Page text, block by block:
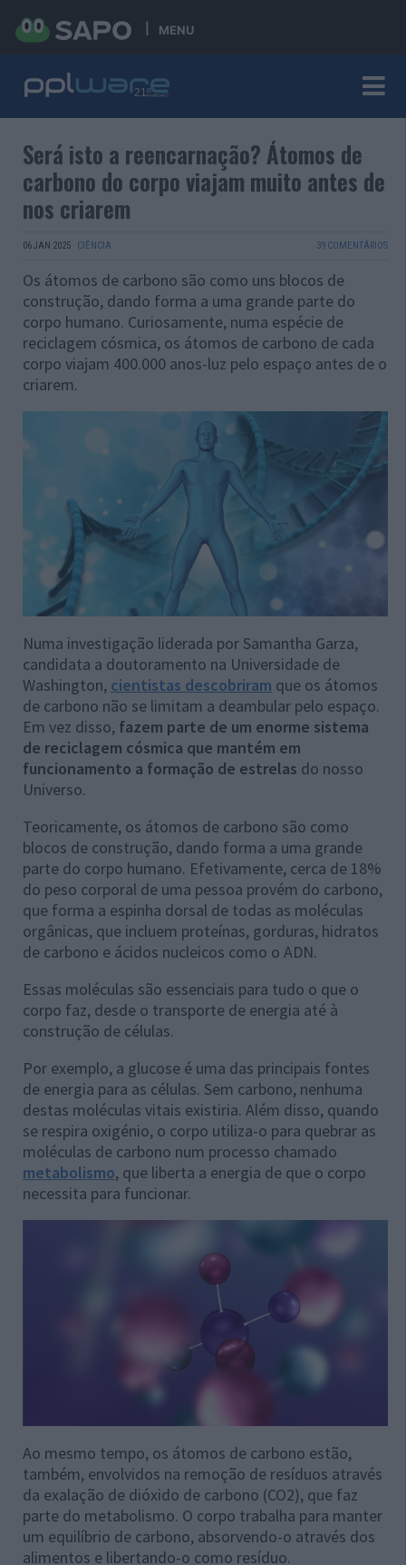
MENU
Será isto a reencarnação? Átomos de
carbono do corpo viajam muito antes de
nos criarem
06 JAN 2025 · CIÊNCIA 39 COMENTÁRIOS
Os átomos de carbono são como uns blocos de
construção, dando forma a uma grande parte do
corpo humano. Curiosamente, numa espécie de
reciclagem cósmica, os átomos de carbono de cada
corpo viajam 400.000 anos-luz pelo espaço antes de o
criarem.
Numa investigação liderada por Samantha Garza,
candidata a doutoramento na Universidade de
Washington, cientistas descobriram que os átomos
de carbono não se limitam a deambular pelo espaço.
Em vez disso, fazem parte de um enorme sistema
de reciclagem cósmica que mantém em
funcionamento a formação de estrelas do nosso
Universo.
Teoricamente, os átomos de carbono são como
blocos de construção, dando forma a uma grande
parte do corpo humano. Efetivamente, cerca de 18%
do peso corporal de uma pessoa provém do carbono,
que forma a espinha dorsal de todas as moléculas
orgânicas, que incluem proteínas, gorduras, hidratos
de carbono e ácidos nucleicos como o ADN.
Essas moléculas são essenciais para tudo o que o
corpo faz, desde o transporte de energia até à
construção de células.
Por exemplo, a glucose é uma das principais fontes
de energia para as células. Sem carbono, nenhuma
destas moléculas vitais existiria. Além disso, quando
se respira oxigénio, o corpo utiliza-o para quebrar as
moléculas de carbono num processo chamado
metabolismo, que liberta a energia de que o corpo
necessita para funcionar.
Ao mesmo tempo, os átomos de carbono estão,
também, envolvidos na remoção de resíduos através
da exalação de dióxido de carbono (CO2), que faz
parte do metabolismo. O corpo trabalha para manter
um equilíbrio de carbono, absorvendo-o através dos
alimentos e libertando-o como resíduo.